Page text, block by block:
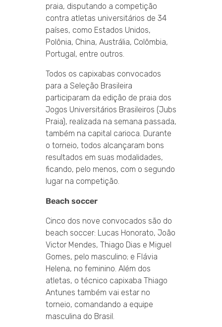
praia, disputando a competição
contra atletas universitários de 34
países, como Estados Unidos,
Polônia, China, Austrália, Colômbia,
Portugal, entre outros.
Todos os capixabas convocados
para a Seleção Brasileira
participaram da edição de praia dos
Jogos Universitários Brasileiros (Jubs
Praia), realizada na semana passada,
também na capital carioca. Durante
o torneio, todos alcançaram bons
resultados em suas modalidades,
ficando, pelo menos, com o segundo
lugar na competição.
Beach soccer
Cinco dos nove convocados são do
beach soccer: Lucas Honorato, João
Victor Mendes, Thiago Dias e Miguel
Gomes, pelo masculino; e Flávia
Helena, no feminino. Além dos
atletas, o técnico capixaba Thiago
Antunes também vai estar no
torneio, comandando a equipe
masculina do Brasil.